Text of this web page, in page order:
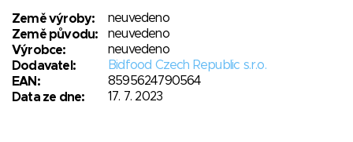
Země výroby:
neuvedeno
Země původu:
neuvedeno
Výrobce:
neuvedeno
Dodavatel:
Bidfood Czech Republic s.r.o.
EAN:
8595624790564
Data ze dne:
17. 7. 2023